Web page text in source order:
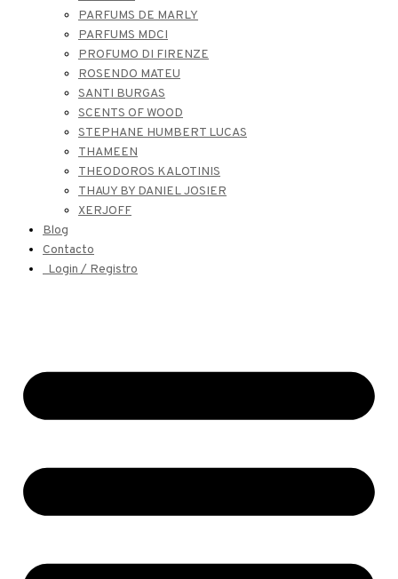
PARFUMS DE MARLY
PARFUMS MDCI
PROFUMO DI FIRENZE
ROSENDO MATEU
SANTI BURGAS
SCENTS OF WOOD
STEPHANE HUMBERT LUCAS
THAMEEN
THEODOROS KALOTINIS
THAUY BY DANIEL JOSIER
XERJOFF
Blog
Contacto
Login / Registro